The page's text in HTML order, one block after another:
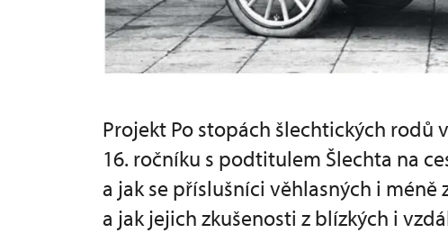
Projekt Po stopách šlechtických rodů
16. ročníku s podtitulem Šlechta na
a jak se příslušníci věhlasných i
a jak jejich zkušenosti z blízkých i